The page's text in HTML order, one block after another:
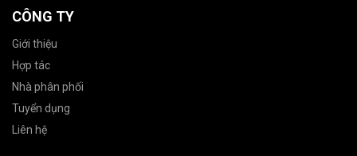
CÔNG TY
Giới thiệu
Hợp tác
Nhà phân phối
Tuyển dụng
Liên hệ